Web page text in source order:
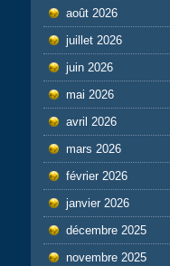
août 2026
juillet 2026
juin 2026
mai 2026
avril 2026
mars 2026
février 2026
janvier 2026
décembre 2025
novembre 2025